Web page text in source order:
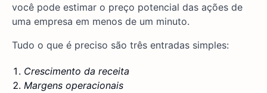
você pode estimar o preço potencial das ações de
uma empresa em menos de um minuto.
Tudo o que é preciso são três entradas simples:
Crescimento da receita
Margens operacionais